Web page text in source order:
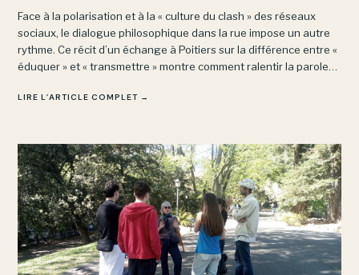
Face à la polarisation et à la « culture du clash » des réseaux
sociaux, le dialogue philosophique dans la rue impose un autre
rythme. Ce récit d’un échange à Poitiers sur la différence entre «
éduquer » et « transmettre » montre comment ralentir la parole
LIRE L’ARTICLE COMPLET →